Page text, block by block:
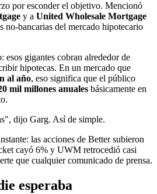
por esconder el objetivo. Mencionó
y a United Wholesale Mortgage
no-bancarias del mercado hipotecario
esos gigantes cobran alrededor de
hipotecas. En un mercado que
al año, eso significa que el público
mil millones anuales básicamente en
dijo Garg. Así de simple.
las acciones de Better subieron
cayó 6% y UWM retrocedió casi
que cualquier comunicado de prensa.
esperaba